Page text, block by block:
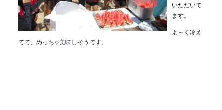
いただいて
ます。
よ～く冷え
てて、めっちゃ美味しそうです。